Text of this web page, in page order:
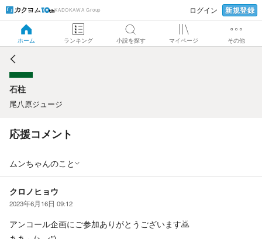
KADOKAWA Group ログイン 新規登録
ホーム ランキング 小説を探す マイページ その他
石柱
石柱
尾八原ジュージ
応援コメント
ムンちゃんのこと
クロノヒョウ
2023年6月16日 09:12
アンコール企画にご参加ありがとうございます🙇